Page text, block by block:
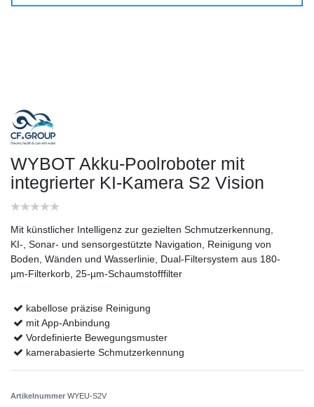
WYBOT Akku-Poolroboter mit
integrierter KI-Kamera S2 Vision
Mit künstlicher Intelligenz zur gezielten Schmutzerkennung,
KI-, Sonar- und sensorgestützte Navigation, Reinigung von
Boden, Wänden und Wasserlinie, Dual-Filtersystem aus 180-
µm-Filterkorb, 25-µm-Schaumstofffilter
kabellose präzise Reinigung
mit App-Anbindung
Vordefinierte Bewegungsmuster
kamerabasierte Schmutzerkennung
Artikelnummer WYEU-S2V